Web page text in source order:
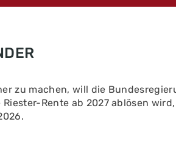
zu machen, will die
Riester-Rente ab 2027 ablösen